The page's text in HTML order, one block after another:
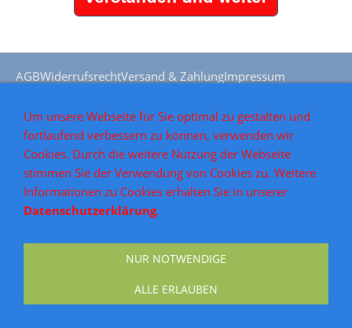
AGBWiderrufsrechtVersand & ZahlungImpressum
Um unsere Webseite für Sie optimal zu gestalten und
fortlaufend verbessern zu können, verwenden wir
Cookies. Durch die weitere Nutzung der Webseite
stimmen Sie der Verwendung von Cookies zu. Weitere
Informationen zu Cookies erhalten Sie in unserer
Datenschutzerklärung.
NUR NOTWENDIGE
ALLE ERLAUBEN